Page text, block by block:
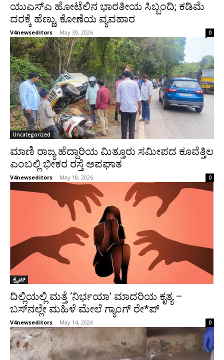
ಯುಎಸ್‍ಎ ಹೋಟೆಲಿನ ಭಾರತೀಯ ಸಿಬ್ಬಂದಿ; ಕಡಿಮೆ
ದರಕ್ಕೆ ಹೆಣ್ಣು, ಕೋಣೆಯ ವ್ಯವಹಾರ
V4newseditors - May 30, 2026 0
Uncategorized
ಮಾಣಿ ರಾಜ್ಯ ಹೆದ್ದಾರಿಯ ಮಿತ್ತೂರು ಸಮೀಪದ ಕೂವೆತ್ತಿಲ
ಎಂಬಲ್ಲಿ ಭೀಕರ ರಸ್ತೆ ಅಪಘಾತ
V4newseditors - May 18, 2026 0
ಕ್ರೈಮ್
ದಿಲ್ಲಿಯಲ್ಲಿ ಮತ್ತೆ ‘ನಿರ್ಭಯಾ’ ಮಾದರಿಯ ಕೃತ್ಯ –
ಬಸ್‌ನಲ್ಲೇ ಮಹಿಳೆ ಮೇಲೆ ಗ್ಯಾಂಗ್ ರೇ*ಪ್
V4newseditors - May 14, 2026 0